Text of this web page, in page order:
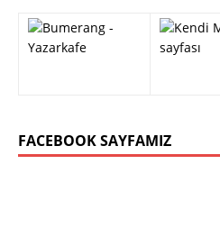
FACEBOOK SAYFAMIZ